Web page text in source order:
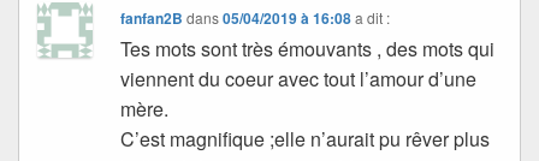
fanfan2B dans05/04/2019 à 16:08 a dit :
Tes mots sont très émouvants , des mots qui
viennent du coeur avec tout l’amour d’une
mère.
C’est magnifique ;elle n’aurait pu rêver plus